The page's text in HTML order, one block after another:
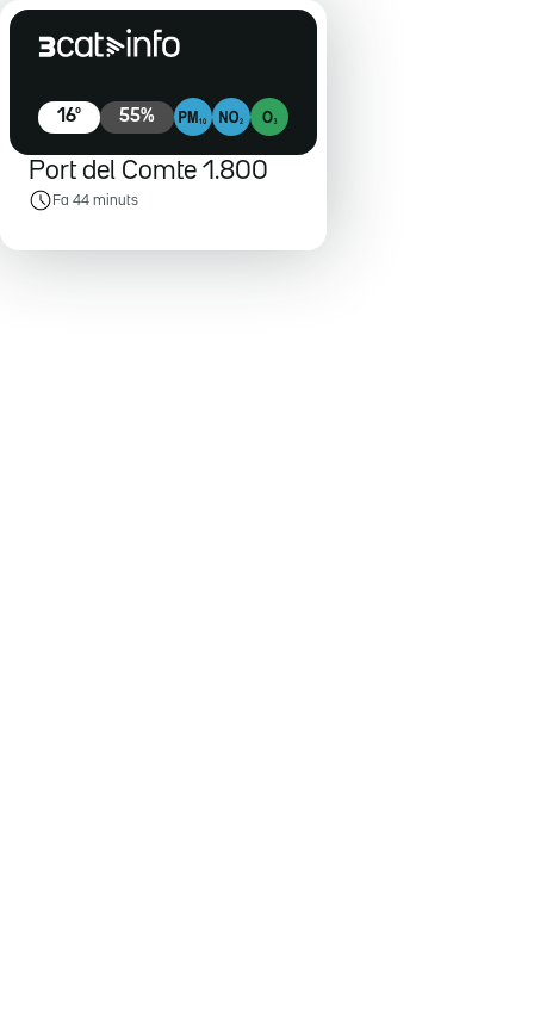
16º 55%
Port del Comte 1.800
Fa 44 minuts